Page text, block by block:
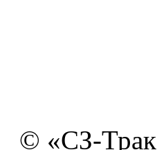
© «СЗ-